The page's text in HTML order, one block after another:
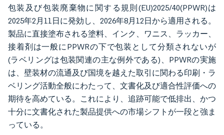
包装及び包装廃棄物に関する規則(EU)2025/40(PPWR)は
2025年2月11日に発効し、2026年8月12日から適用される。
製品に直接塗布される塗料、インク、ワニス、ラッカー、
接着剤は一般にPPWRの下で包装として分類されないが
(ラベリングは包装関連の主な例外である)、PPWRの実施
は、壁装材の流通及び国境を越えた取引に関わる印刷・ラ
ベリング活動全般にわたって、文書化及び適合性評価への
期待を高めている。これにより、追跡可能で低排出、かつ
十分に文書化された製品提供への市場シフトが一段と強ま
っている。